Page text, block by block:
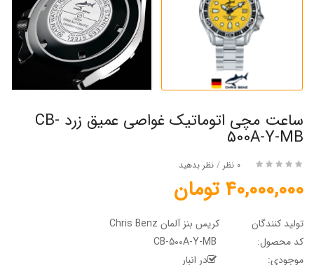
ساعت مچی اتوماتیک غواصی عمیق زرد CB-
500A-Y-MB
0 نظر / نظر بدهید
40,000,000 تومان
تولید کنندگان
کریس بنز آلمان Chris Benz
کد محصول:
موجودی:
در انبار